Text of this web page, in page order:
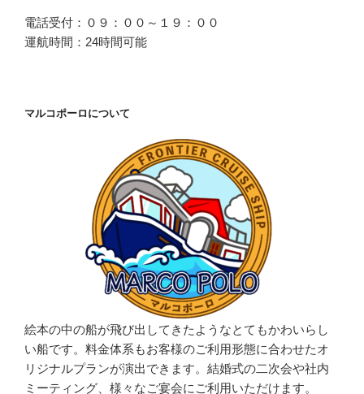
電話受付：０９：００～１９：００
運航時間：24時間可能
マルコポーロについて
絵本の中の船が飛び出してきたようなとてもかわいらし
い船です。料金体系もお客様のご利用形態に合わせたオ
リジナルプランが演出できます。結婚式の二次会や社内
ミーティング、様々なご宴会にご利用いただけます。